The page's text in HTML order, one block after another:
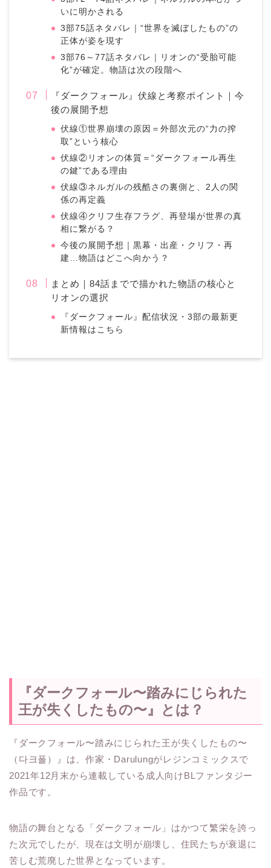
いに明かされる
3部75話ネタバレ｜“世界を滅ぼしたもの”の
正体が姿を現す
3部76～77話ネタバレ｜リオンの“受胎可能
化”が確定。物語は次の段階へ
『ダークフォール』伏線と考察ポイント｜今
後の展開予想
伏線①世界崩壊の原因＝外部次元の“力の搾
取”という核心
伏線②リオンの体質＝“ダークフォール再生
の鍵”である理由
伏線③ネルガルの残酷さの裏側と、2人の関
係の再定義
伏線④クリフ生存フラグ、再登場が世界の真
相に繋がる？
今後の展開予想｜黒幕・出産・クリフ・再
建…物語はどこへ向かう？
まとめ｜84話までで描かれた物語の核心と
リオンの選択
『ダークフォール』配信状況・3部の最新更
新情報はこちら
『ダークフォール〜踏みにじられた
王が失くしたもの〜』とは？
『ダークフォール〜踏みにじられた王が失くしたもの〜
（다크폴）』は、作家・Darulungがレジンコミックスで
2021年12月末から連載している成人向けBLファンタジー
作品です。
物語の舞台となる「ダークフォール」はかつて繁栄を誇っ
た次元でしたが、現在は文明が崩壊し、住民たちが衰退に
苦しむ荒廃した世界となっています。